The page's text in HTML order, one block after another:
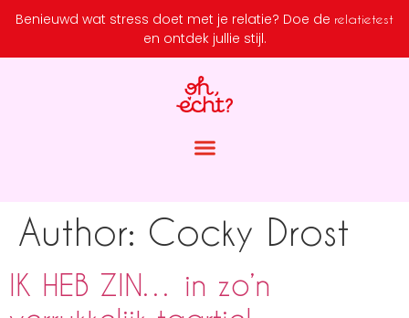
Benieuwd wat stress doet met je relatie? Doe de relatietest
en ontdek jullie stijl.
Author: Cocky Drost
IK HEB ZIN… in zo’n